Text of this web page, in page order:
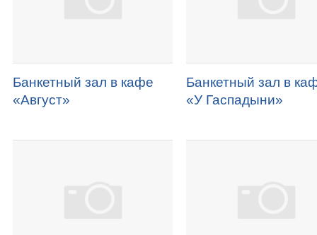
Банкетный зал в кафе
«Август»
Банкетный зал в
«У Гаспадыни»